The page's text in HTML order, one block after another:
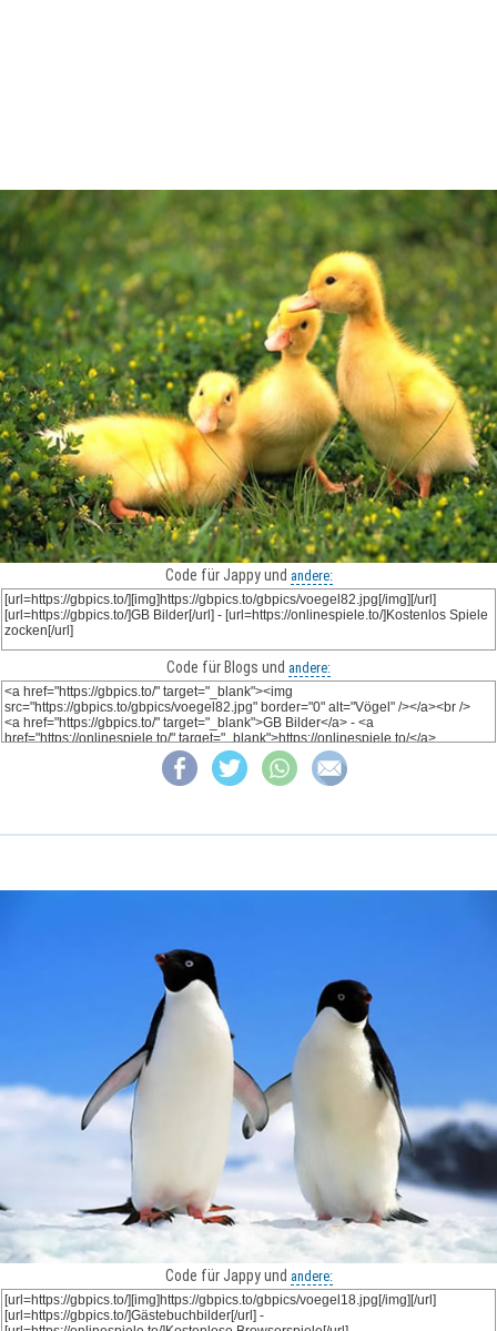
Code für Jappy und andere:
Code für Blogs und andere:
Code für Jappy und andere: